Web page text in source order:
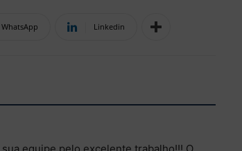
WhatsApp Linkedin